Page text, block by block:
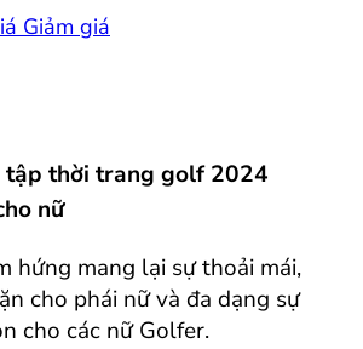
tập thời trang golf 2024
nữ
hứng mang lại sự thoải mái,
cho phái nữ và đa dạng sự
cho các nữ Golfer.